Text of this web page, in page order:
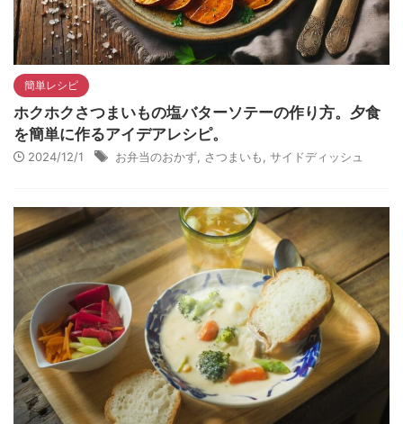
簡単レシピ
ホクホクさつまいもの塩バターソテーの作り方。夕食
を簡単に作るアイデアレシピ。
2024/12/1 お弁当のおかず さつまいも サイドディッシュ